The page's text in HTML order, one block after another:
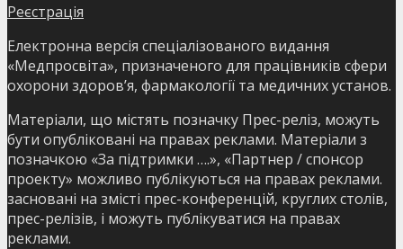
Реєстрація
Електронна версія спеціалізованого видання
«Медпросвіта», призначеного для працівників сфери
охорони здоров’я, фармакології та медичних установ.
Матеріали, що містять позначку Прес-реліз, можуть
бути опубліковані на правах реклами. Матеріали з
позначкою «За підтримки ….», «Партнер / спонсор
проекту» можливо публікуються на правах реклами.
засновані на змісті прес-конференцій, круглих столів,
прес-релізів, і можуть публікуватися на правах
реклами.